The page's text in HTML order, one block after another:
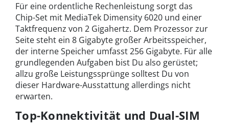
Für eine ordentliche Rechenleistung sorgt das
Chip-Set mit MediaTek Dimensity 6020 und einer
Taktfrequenz von 2 Gigahertz. Dem Prozessor zur
Seite steht ein 8 Gigabyte großer Arbeitsspeicher,
der interne Speicher umfasst 256 Gigabyte. Für alle
grundlegenden Aufgaben bist Du also gerüstet;
allzu große Leistungssprünge solltest Du von
dieser Hardware-Ausstattung allerdings nicht
erwarten.
Top-Konnektivität und Dual-SIM